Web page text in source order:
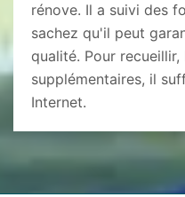
rénove. Il a suivi des
sachez qu'il peut
qualité. Pour
supplémentaires, il
Internet.